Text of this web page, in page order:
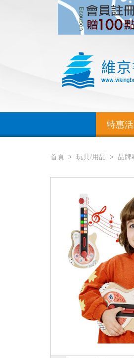
特惠
首頁 玩具/用品 品牌